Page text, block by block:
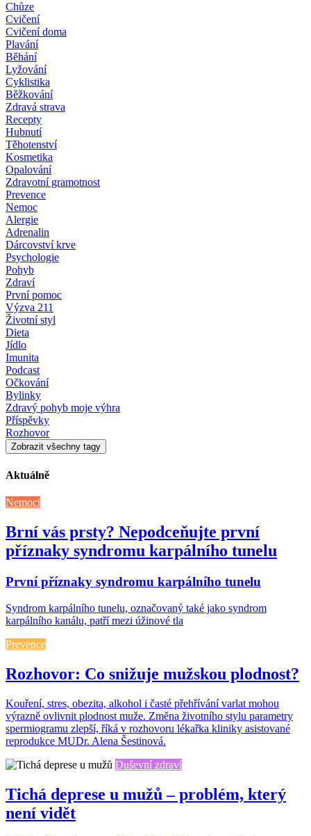
Chůze
Cvičení
Cvičení doma
Plavání
Běhání
Lyžování
Cyklistika
Běžkování
Zdravá strava
Recepty
Hubnutí
Těhotenství
Kosmetika
Opalování
Zdravotní gramotnost
Prevence
Nemoc
Alergie
Adrenalin
Dárcovství krve
Psychologie
Pohyb
Zdraví
První pomoc
Výzva 211
Životní styl
Dieta
Jídlo
Imunita
Podcast
Očkování
Bylinky
Zdravý pohyb moje výhra
Příspěvky
Rozhovor
Zobrazit všechny tagy
Aktuálně
Nemoci
Brní vás prsty? Nepodceňujte první
příznaky syndromu karpálního tunelu
První příznaky syndromu karpálního tunelu
Syndrom karpálního tunelu, označovaný také jako syndrom
karpálního kanálu, patří mezi úžinové tla
Prevence
Rozhovor: Co snižuje mužskou plodnost?
Kouření, stres, obezita, alkohol i časté přehřívání varlat mohou
výrazně ovlivnit plodnost muže. Změna životního stylu parametry
spermiogramu zlepší, říká v rozhovoru lékařka kliniky asistované
reprodukce MUDr. Alena Šestinová.
Duševní zdraví
Tichá deprese u mužů – problém, který
není vidět